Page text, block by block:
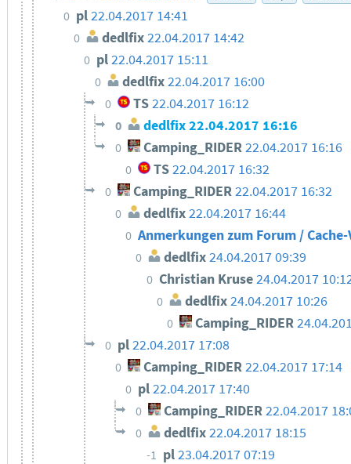
0 pl22.04.2017 14:41
0 dedlfix22.04.2017 14:42
0 pl22.04.2017 15:11
0 dedlfix22.04.2017 16:00
0 TS 22.04.2017 16:12
0 dedlfix22.04.2017 16:16
0 Camping_RIDER22.04.2017 16:16
0 TS22.04.2017 16:32
0 Camping_RIDER 22.04.2017 16:32
0 dedlfix22.04.2017 16:44
0 Anmerkungen zum Forum /
0 dedlfix24.04.2017 09:39
0 Christian Kruse24.04.2017
0 dedlfix 24.04.2017 10:26
0 Camping_RIDER
0 pl22.04.2017 17:08
0 Camping_RIDER22.04.2017 17:14
0 pl22.04.2017 17:40
0 Camping_RIDER22.04.2017
0 dedlfix22.04.2017 18:15
-1 pl23.04.2017 07:19